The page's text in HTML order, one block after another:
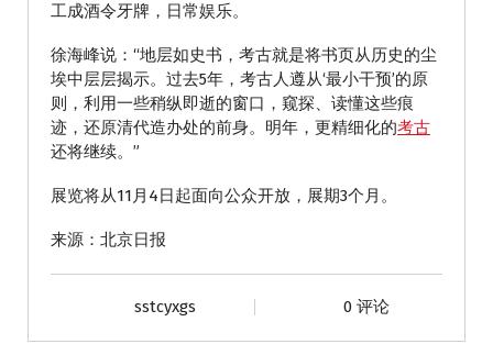
工成酒令牙牌，日常娱乐。
徐海峰说：“地层如史书，考古就是将书页从历史的尘
埃中层层揭示。过去5年，考古人遵从‘最小干预’的原
则，利用一些稍纵即逝的窗口，窥探、读懂这些痕
迹，还原清代造办处的前身。明年，更精细化的考古
还将继续。”
展览将从11月4日起面向公众开放，展期3个月。
来源：北京日报
sstcyxgs 0 评论